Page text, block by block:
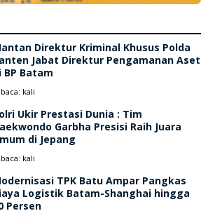
Direktur Kriminal Khusus Polda
Jabat Direktur Pengamanan Aset
BP Batam
kali
Ukir Prestasi Dunia : Tim
Garbha Presisi Raih Juara
di Jepang
kali
TPK Batu Ampar Pangkas
Logistik Batam-Shanghai hingga
Persen